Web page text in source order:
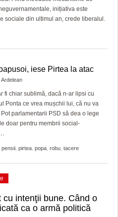
inițiativa este
sociale din ultimul an, crede liberalul.
iese Pirtea la atac
Ardelean
fi chiar sublimă, dacă n-ar lipsi cu
Ponta ce vrea mușchii lui, că nu va
parlamentarii PSD să dea o lege
doar pentru membrii social-
pensii, pirtea, popa, robu, tacere
intenţii bune. Când o
ca o armă politică